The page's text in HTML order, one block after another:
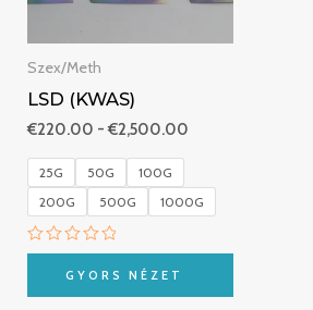
Szex/Meth
LSD (KWAS)
€220.00 - €2,500.00
25G 50G
100G
200G
500G 1000G
Értékelés:
5
GYORS NÉZET